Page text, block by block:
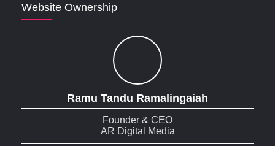
Website Ownership
Ramu Tandu Ramalingaiah
Founder & CEO
AR Digital Media